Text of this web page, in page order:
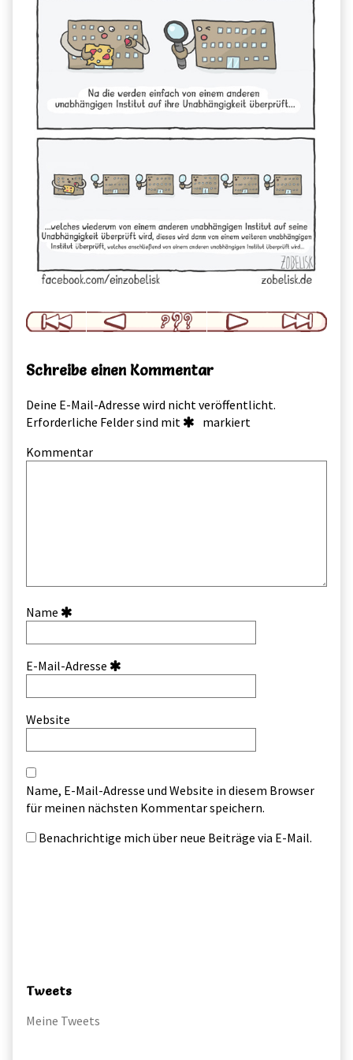
Schreibe einen Kommentar
Deine E-Mail-Adresse wird nicht veröffentlicht.
Erforderliche Felder sind mit
markiert
Kommentar
Name
E-Mail-Adresse
Website
Name, E-Mail-Adresse und Website in diesem Browser
für meinen nächsten Kommentar speichern.
Benachrichtige mich über neue Beiträge via E-Mail.
Tweets
Meine Tweets